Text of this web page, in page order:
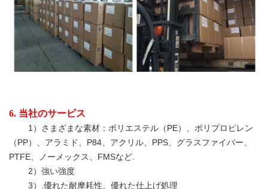
6. 当社のサービス
1）さまざまな素材：ポリエステル（PE）、ポリプロピレン
（PP）、アラミド、P84、アクリル、PPS、グラスファイバー、
PTFE、ノーメックス、FMSなど.
2）強い強度
3）.優れた耐摩耗性、優れた仕上げ処理